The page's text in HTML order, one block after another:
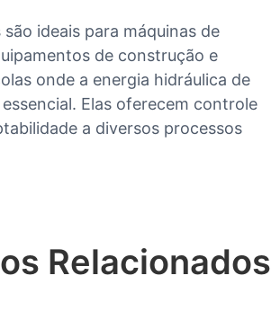
são ideais para máquinas de
de construção e
onde a energia hidráulica de
Elas oferecem controle
a diversos processos
Relacionados